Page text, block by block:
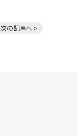
次の記事へ >